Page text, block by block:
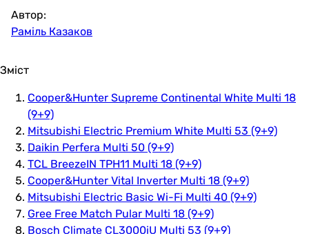
Автор:
Раміль Казаков
Зміст
Cooper&Hunter Supreme Continental White Multi 18
(9+9)
Mitsubishi Electric Premium White Multi 53 (9+9)
Daikin Perfera Multi 50 (9+9)
TCL BreezeIN TPH11 Multi 18 (9+9)
Cooper&Hunter Vital Inverter Multi 18 (9+9)
Mitsubishi Electric Basic Wi-Fi Multi 40 (9+9)
Gree Free Match Pular Multi 18 (9+9)
Bosch Climate CL3000iU Multi 53 (9+9)